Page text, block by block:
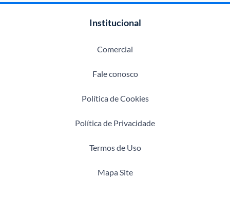
Institucional
Comercial
Fale conosco
Política de Cookies
Política de Privacidade
Termos de Uso
Mapa Site